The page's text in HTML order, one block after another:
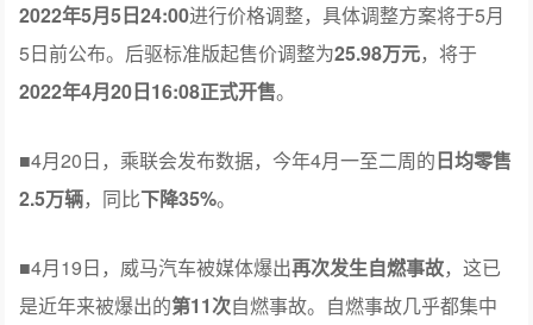
2022年5月5日24:00进行价格调整，具体调整方案将于5月
5日前公布。后驱标准版起售价调整为25.98万元，将于
2022年4月20日16:08正式开售。
■4月20日，乘联会发布数据，今年4月一至二周的日均零售
2.5万辆，同比下降35%。
■4月19日，威马汽车被媒体爆出再次发生自燃事故，这已
是近年来被爆出的第11次自燃事故。自燃事故几乎都集中